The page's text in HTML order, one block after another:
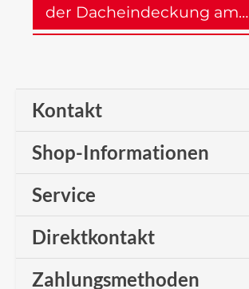
der Dacheindeckung am…
Kontakt
Shop-Informationen
Service
Direktkontakt
Zahlungsmethoden